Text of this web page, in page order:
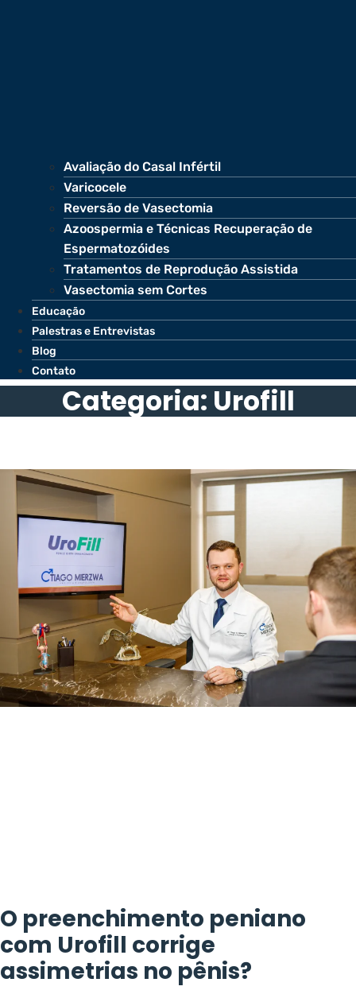
Avaliação do Casal Infértil
Varicocele
Reversão de Vasectomia
Azoospermia e Técnicas Recuperação de
Espermatozóides
Tratamentos de Reprodução Assistida
Vasectomia sem Cortes
Educação
Palestras e Entrevistas
Blog
Contato
Categoria: Urofill
O preenchimento peniano
com Urofill corrige
assimetrias no pênis?